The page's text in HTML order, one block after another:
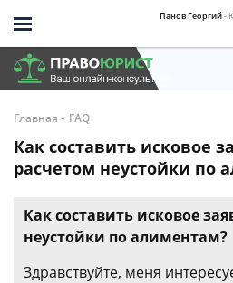
Панов Георгий-
Главная - FAQ
Как составить исковое
расчетом неустойки по
Как составить исковое
неустойки по алиментам?
Здравствуйте, меня